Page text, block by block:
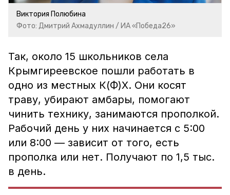
Виктория Полюбина
Фото: Дмитрий Ахмадуллин / ИА «Победа26»
Так, около 15 школьников села
Крымгиреевское пошли работать в
одно из местных К(Ф)Х. Они косят
траву, убирают амбары, помогают
чинить технику, занимаются прополкой.
Рабочий день у них начинается с 5:00
или 8:00 — зависит от того, есть
прополка или нет. Получают по 1,5 тыс.
в день.